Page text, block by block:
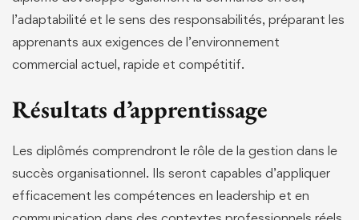
l’adaptabilité et le sens des responsabilités, préparant les
apprenants aux exigences de l’environnement
commercial actuel, rapide et compétitif.
Résultats d’apprentissage
Les diplômés comprendront le rôle de la gestion dans le
succès organisationnel. Ils seront capables d’appliquer
efficacement les compétences en leadership et en